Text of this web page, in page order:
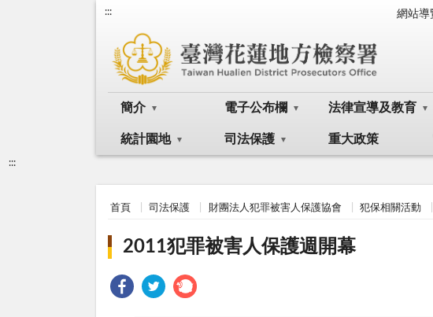
::: 網站導
簡介 電子公布欄 法律宣導及教育
統計園地 司法保護 重大政策
:::
首頁 司法保護 財團法人犯罪被害人保護協會 犯保相關活動
2011犯罪被害人保護週開幕